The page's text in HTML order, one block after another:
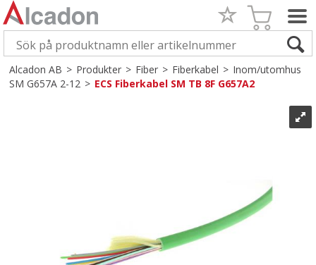
Alcadon AB>Produkter>Fiber>Fiberkabel>Inom/utomhus
SM G657A 2-12>ECS Fiberkabel SM TB 8F G657A2